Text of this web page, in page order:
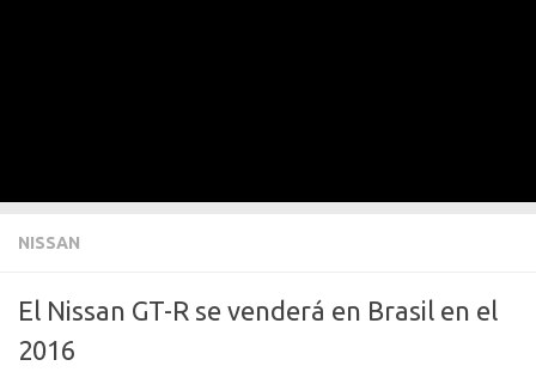
NISSAN
El Nissan GT-R se venderá en Brasil en el
2016